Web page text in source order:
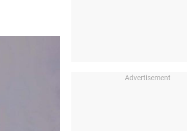
Advertisement